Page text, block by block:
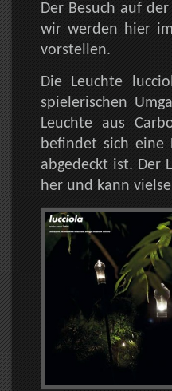
Der Besuch auf
wir werden hier
vorstellen.
Die Leuchte
spielerischen
Leuchte aus
befindet sich
abgedeckt ist. Der
her und kann